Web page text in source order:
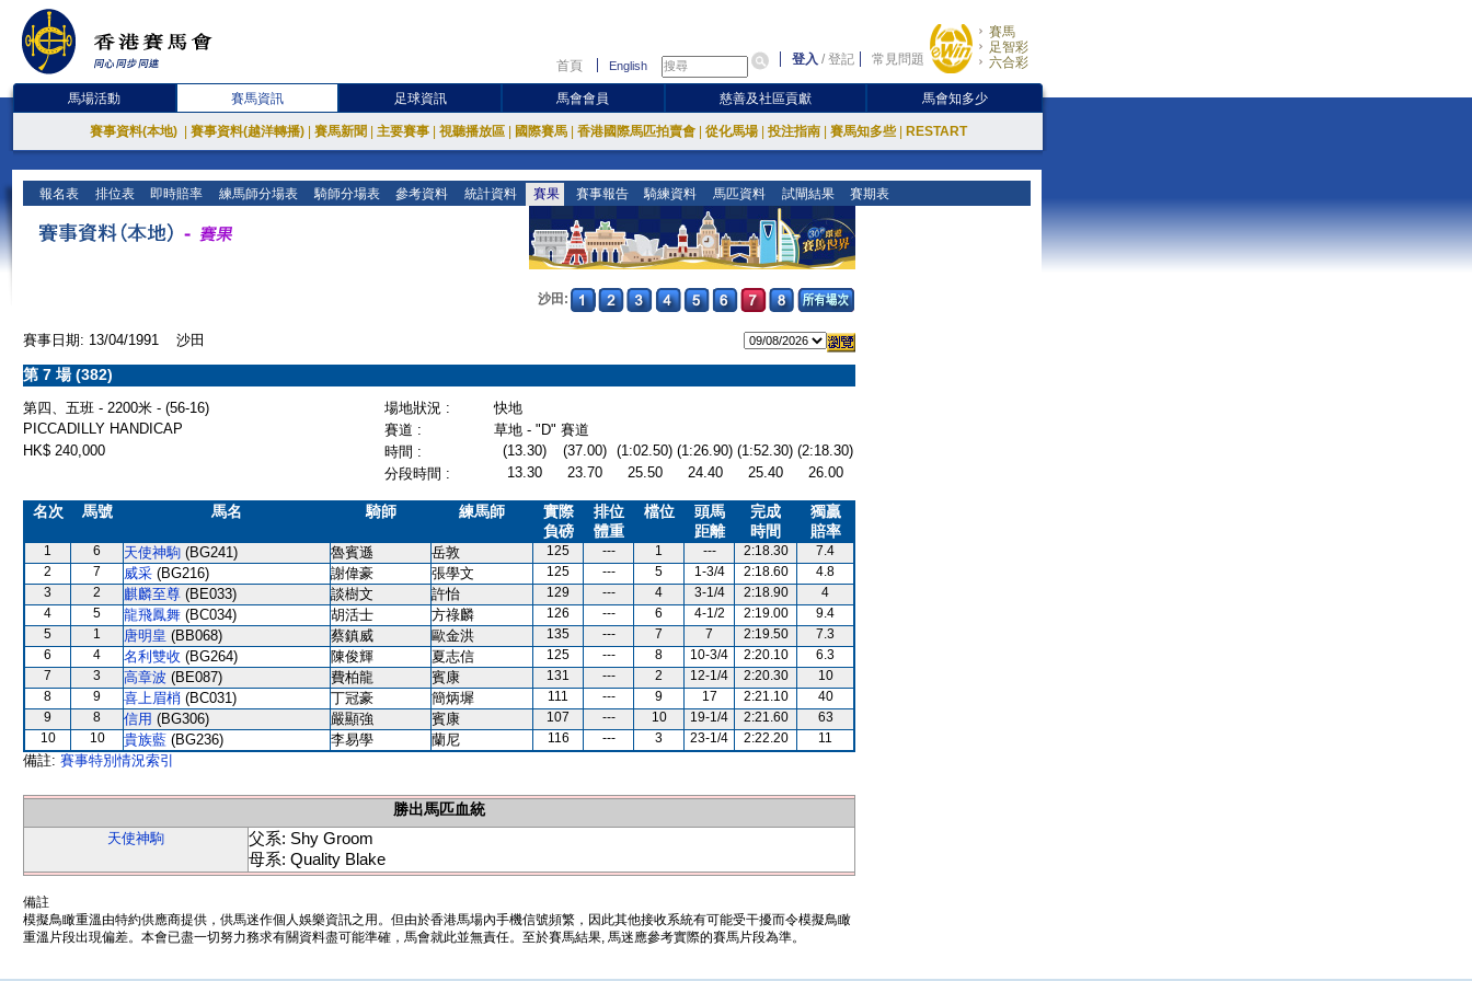
首頁 English 登入 /登記 常見問題
賽馬
足智彩
六合彩
馬場活動 賽馬資訊 足球資訊 馬會會員 慈善及社區貢獻 馬會知多少
賽事資料(本地) 賽事資料(越洋轉播) 賽馬新聞 主要賽事 視聽播放區 國際賽馬 香港國際馬匹拍賣會 從化馬場 投注指南 賽馬知多些 RESTART
報名表 排位表 即時賠率 練馬師分場表 騎師分場表 參考資料 統計資料 賽果 賽事報告 騎練資料 馬匹資料 試閘結果 賽期表
沙田:
賽事日期: 13/04/1991 沙田
第 7 場 (382)
第四、五班 - 2200米 - (56-16) 場地狀況 :
快地
PICCADILLY HANDICAP
賽道 :
草地 - "D" 賽道
HK$ 240,000
時間 : (13.30) (37.00) (1:02.50) (1:26.90) (1:52.30) (2:18.30)
分段時間 :
13.30 23.70 25.50 24.40 25.40 26.00
名次 馬號 馬名 騎師 練馬師
實際
負磅
排位
體重
檔位
頭馬
距離
完成
時間
獨贏
賠率
1 6 天使神駒 (BG241) 魯賓遜 岳敦 125 --- 1 --- 2:18.30
7.4
2
7 威采 (BG216) 謝偉豪 張學文 125 --- 5 1-3/4 2:18.60
4.8
3
2 麒麟至尊 (BE033) 談樹文 許怡 129 --- 4 3-1/4 2:18.90
4
4
5 龍飛鳳舞 (BC034) 胡活士 方祿麟 126 --- 6 4-1/2 2:19.00
9.4
5
1 唐明皇 (BB068) 蔡鎮威 歐金洪 135 --- 7 7 2:19.50
7.3
6
4 名利雙收 (BG264) 陳俊輝 夏志信 125 --- 8 10-3/4 2:20.10
6.3
7
3 高章波 (BE087) 費柏龍 賓康 131 --- 2 12-1/4 2:20.30
10
8
9 喜上眉梢 (BC031) 丁冠豪 簡炳墀 111 --- 9 17 2:21.10
40
9
8 信用 (BG306) 嚴顯強 賓康 107 --- 10 19-1/4 2:21.60
63
10
10 貴族藍 (BG236) 李易學 蘭尼 116 --- 3 23-1/4 2:22.20 11
備註: 賽事特別情況索引
勝出馬匹血統
天使神駒
父系: Shy Groom
母系: Quality Blake
備註
模擬鳥瞰重溫由特約供應商提供，供馬迷作個人娛樂資訊之用。但由於香港馬場內手機信號頻繁，因此其他接收系統有可能受干擾而令模擬鳥瞰
重溫片段出現偏差。本會已盡一切努力務求有關資料盡可能準確，馬會就此並無責任。至於賽馬結果, 馬迷應參考實際的賽馬片段為準。